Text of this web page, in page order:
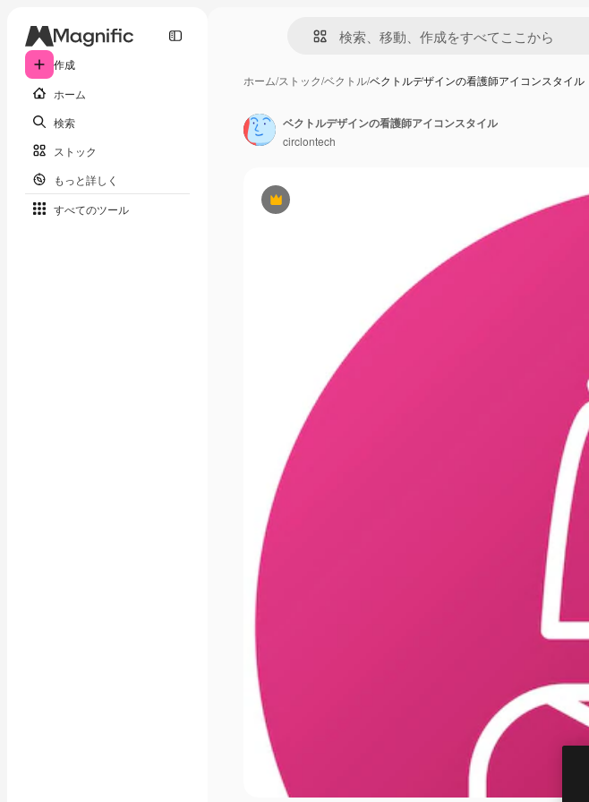
作成
ホーム
検索
ストック
もっと詳しく
すべてのツール
ホーム/ストック/ベクトル/ベクトルデザインの看護師アイコンスタイル
Premium
ベクトルデザインの看護師アイコンスタイル
circlontech